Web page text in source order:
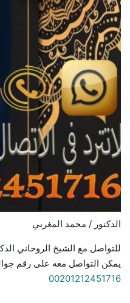
الدكتور / محمد المغربي
للتواصل مع الشيخ الروحاني
يمكن التواصل معه على رقم
00201212451716